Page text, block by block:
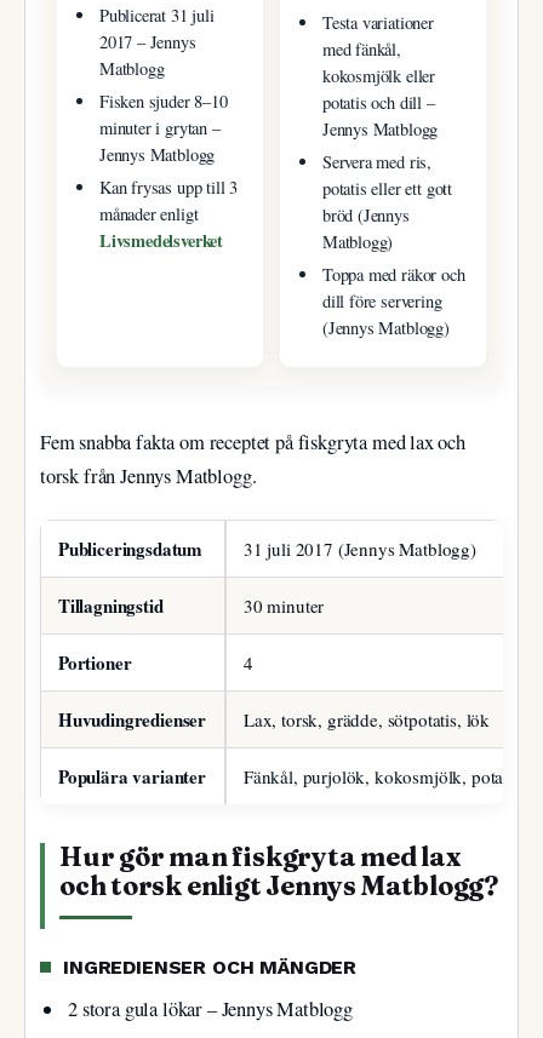
Publicerat 31 juli
2017 – Jennys
Matblogg
Fisken sjuder 8–10
minuter i grytan –
Jennys Matblogg
Kan frysas upp till 3
månader enligt
Livsmedelsverket
Testa variationer
med fänkål,
kokosmjölk eller
potatis och dill –
Jennys Matblogg
Servera med ris,
potatis eller ett gott
bröd (Jennys
Matblogg)
Toppa med räkor och
dill före servering
(Jennys Matblogg)
Fem snabba fakta om receptet på fiskgryta med lax och
torsk från Jennys Matblogg.
Publiceringsdatum 31 juli 2017 (Jennys Matblogg)
Tillagningstid 30 minuter
Portioner 4
Huvudingredienser Lax, torsk, grädde, sötpotatis, lök
Populära varianter Fänkål, purjolök, kokosmjölk, potatis
Hur gör man fiskgryta med lax
och torsk enligt Jennys Matblogg?
INGREDIENSER OCH MÄNGDER
2 stora gula lökar – Jennys Matblogg